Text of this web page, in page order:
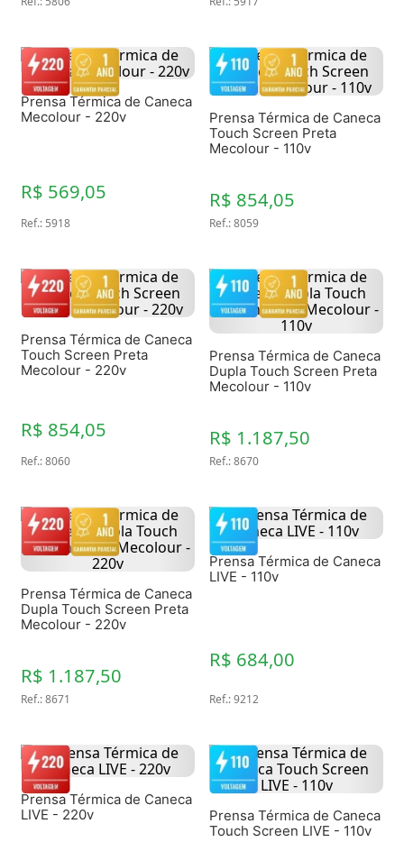
Prensa Térmica de Caneca
Mecolour - 220v
R$ 569,05
Ref.: 5918
Prensa Térmica de Caneca
Touch Screen Preta
Mecolour - 110v
R$ 854,05
Ref.:8059
Prensa Térmica de Caneca
Touch Screen Preta
Mecolour - 220v
R$ 854,05
Ref.:8060
Prensa Térmica de Caneca
Dupla Touch Screen Preta
Mecolour - 110v
R$ 1.187,50
Ref.:8670
Prensa Térmica de Caneca
Dupla Touch Screen Preta
Mecolour - 220v
R$ 1.187,50
Ref.:8671
Prensa Térmica de Caneca
LIVE - 110v
R$ 684,00
Ref.:9212
Prensa Térmica de Caneca
LIVE - 220v
Prensa Térmica de Caneca
Touch Screen LIVE - 110v